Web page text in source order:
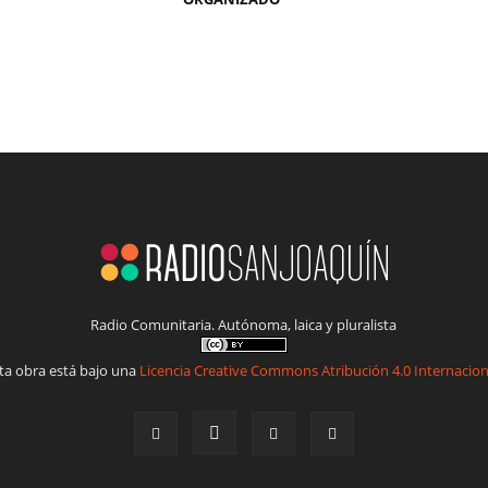
Radio Comunitaria. Autónoma, laica y pluralista
obra está bajo una Licencia Creative Commons Atribución 4.0